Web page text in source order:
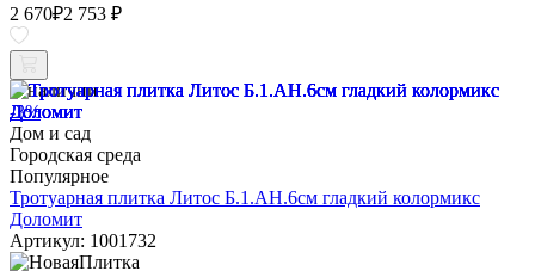
2 670₽2 753 ₽
В наличии
-3%
Дом и сад
Городская среда
Популярное
Тротуарная плитка Литос Б.1.АН.6см гладкий колормикс
Доломит
Артикул: 1001732